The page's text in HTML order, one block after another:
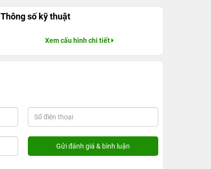
Thông số kỹ thuật
Xem cấu hình chi tiết